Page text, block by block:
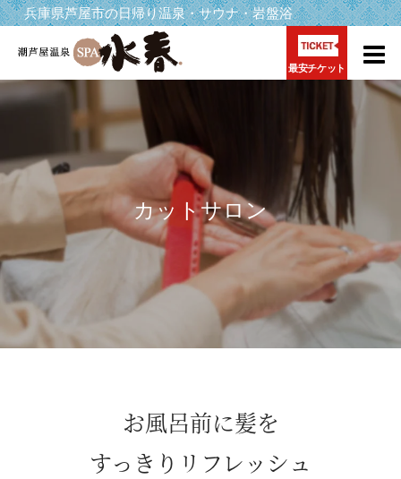
兵庫県芦屋市の日帰り温泉・サウナ・岩盤浴
最安チケット
カットサロン
お風呂前に髪を
すっきりリフレッシュ